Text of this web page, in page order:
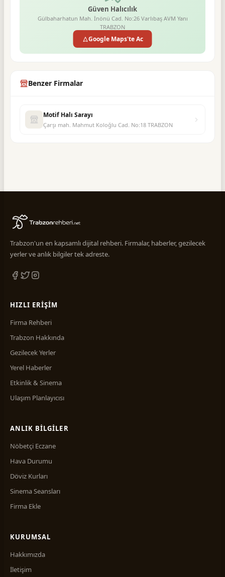
Güven Halıcılık
Gülbaharhatun Mah. İnönü Cad. No:26 Varlıbaş AVM Yanı
TRABZON
Google Maps'te Ac
Benzer Firmalar
Motif Halı Sarayı
Çarşı mah. Mahmut Koloğlu Cad. No:18 TRABZON
Trabzon'un en kapsamlı dijital rehberi. Firmalar, haberler, gezilecek
yerler ve anlık bilgiler tek adreste.
HIZLI ERIŞIM
Firma Rehberi
Trabzon Hakkında
Gezilecek Yerler
Yerel Haberler
Etkinlik & Sinema
Ulaşım Planlayıcısı
ANLIK BILGILER
Nöbetçi Eczane
Hava Durumu
Döviz Kurları
Sinema Seansları
Firma Ekle
KURUMSAL
Hakkımızda
İletişim